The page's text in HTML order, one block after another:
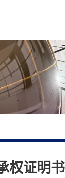
权证明书